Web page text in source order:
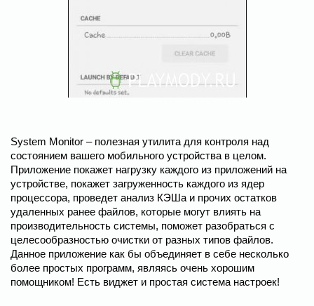
System Monitor – полезная утилита для контроля над
состоянием вашего мобильного устройства в целом.
Приложение покажет нагрузку каждого из приложений на
устройстве, покажет загруженность каждого из ядер
процессора, проведет анализ КЭШа и прочих остатков
удаленных ранее файлов, которые могут влиять на
производительность системы, поможет разобраться с
целесообразностью очистки от разных типов файлов.
Данное приложение как бы объединяет в себе несколько
более простых программ, являясь очень хорошим
помощником! Есть виджет и простая система настроек!